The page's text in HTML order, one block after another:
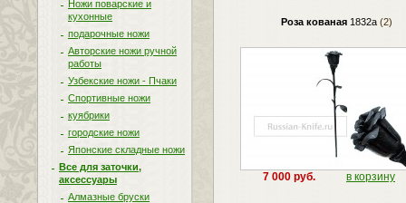
Ножи поварские и
кухонные
подарочные ножи
Авторские ножи ручной
работы
Узбекские ножи - Пчаки
Спортивные ножи
куябрики
городские ножи
Японские складные ножи
Все для заточки,
аксессуары
Алмазные бруски
Роза кованая1832а(2)
7 000 руб. в корзину